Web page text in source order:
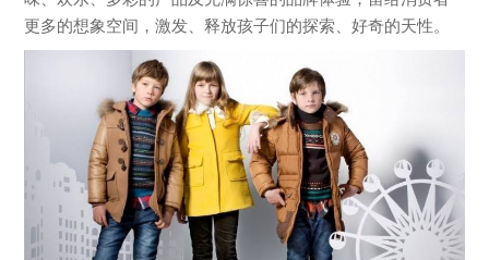
更多的想象空间，激发、释放孩子们的探索、好奇的天性。